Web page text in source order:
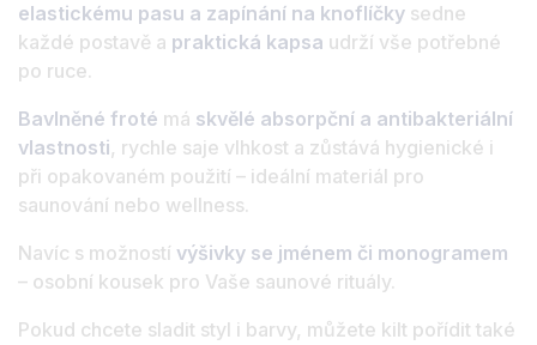
elastickému pasu a zapínání na knoflíčky sedne
každé postavě a praktická kapsa udrží vše potřebné
po ruce.
Bavlněné froté má skvělé absorpční a antibakteriální
vlastnosti, rychle saje vlhkost a zůstává hygienické i
při opakovaném použití – ideální materiál pro
saunování nebo wellness.
Navíc s možností výšivky se jménem či monogramem
– osobní kousek pro Vaše saunové rituály.
Pokud chcete sladit styl i barvy, můžete kilt pořídit také